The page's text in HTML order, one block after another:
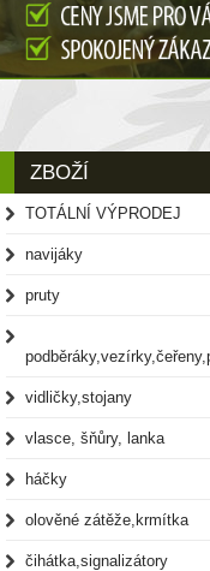
ZBOŽÍ
TOTÁLNÍ VÝPRODEJ
navijáky
pruty
vidličky,stojany
vlasce, šňůry, lanka
háčky
olověné zátěže,krmítka
čihátka,signalizátory